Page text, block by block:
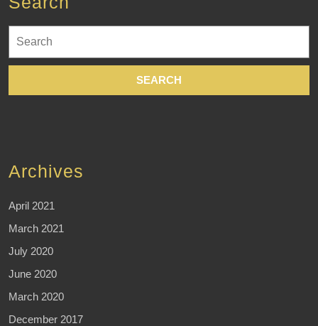
for:
Archives
April 2021
March 2021
July 2020
June 2020
March 2020
December 2017